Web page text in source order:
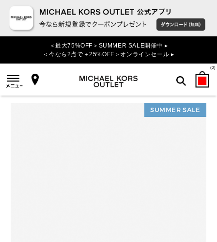
＜最大75%OFF＞SUMMER SALE開催中 ▸
＜今なら2点で＋25%OFF＞オンラインセール ▸
(0)
検索
SUMMER SALE